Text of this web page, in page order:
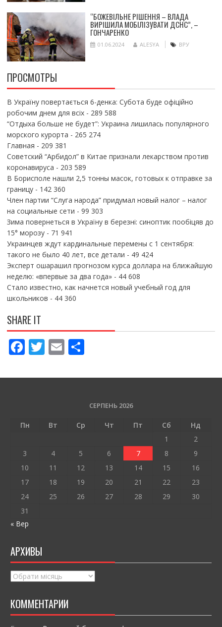
“БОЖЕВІЛЬНЕ РІШЕННЯ – ВЛАДА
ВИРІШИЛА МОБІЛІЗУВАТИ ДСНС”, –
ГОНЧАРЕНКО
01.06.2024 ALESYA ВРУ
ПРОСМОТРЫ
В Україну повертається 6-денка: Субота буде офіційно
робочим днем для всіх- 289 588
“Отдыха больше не будет”: Украина лишилась популярного
морского курорта - 265 274
Главная - 209 381
Советский “Арбидол” в Китае признали лекарством против
коронавируса - 203 589
В Борисполе нашли 2,5 тонны масок, готовых к отправке за
границу- 142 360
Член партии “Слуга народа” придумал новый налог – налог
на социальные сети - 99 303
Зима повернеться в Україну в березні: синоптик пообіцяв до
15° морозу- 71 941
Украинцев ждут кардинальные перемены с 1 сентября:
такого не было 40 лет, все детали - 49 424
Эксперт ошарашил прогнозом курса доллара на ближайшую
неделю: «впервые за два года»- 44 608
Стало известно, как начнется новый учебный год для
школьников - 44 360
SHARE IT
F
e
o
T
itt
E
ai
П
ді
и
т
СЕРПЕНЬ 2026
Пн Вт Ср Чт Пт Сб
Нд
1
2
3
4 5 6 7 8
9
10
11 12 13 14 15
16
17
18 19 20 21 22
23
24
25 26 27 28 29
30
31
« Вер
АРХИВЫ
Архивы
КОММЕНТАРИИ